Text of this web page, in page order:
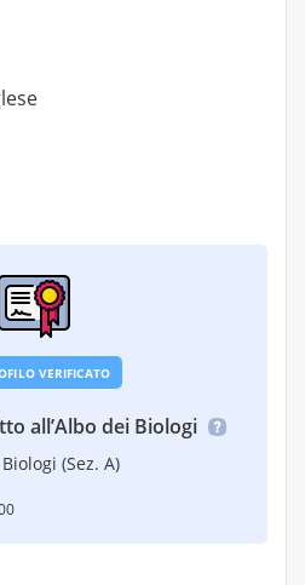
VERIFICATO
all’Albo dei Biologi
(Sez. A)